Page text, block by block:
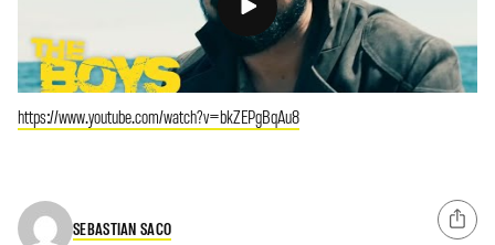
https://www.youtube.com/watch?v=bkZEPgBqAu8
SEBASTIAN SACO